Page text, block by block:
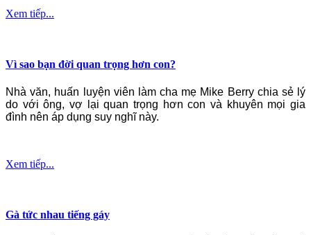
Xem tiếp...
Vì sao bạn đời quan trọng hơn con?
Nhà văn, huấn luyện viên làm cha mẹ Mike Berry chia sẻ lý
do với ông, vợ lại quan trọng hơn con và khuyên mọi gia
đình nên áp dụng suy nghĩ này.
Xem tiếp...
Gà tức nhau tiếng gáy